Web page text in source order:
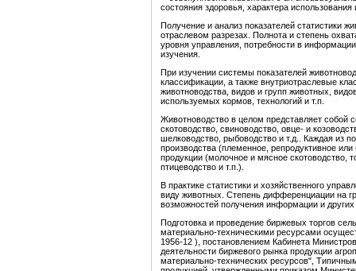
состояния здоровья, характера использования
Получение и анализ показателей статистики
отраслевом разрезах. Полнота и степень
уровня управления, потребности в
изучения.
При изучении системы показателей
классификации, а также внутриотраслевые
животноводства, видов и групп животных,
используемых кормов, технологий и т.п.
Животноводство в целом представляет собой
скотоводство, свиноводство, овце- и
шелководство, рыбоводство и т.д.. Каждая из
производства (племенное, репродуктивное
продукции (молочное и мясное скотоводство,
птицеводство и т.п.).
В практике статистики и хозяйственного
виду животных. Степень дифференциации на
возможностей получения информации и других
Подготовка и проведение биржевых торгов
материально-техническими ресурсами
1956-12 ), постановлением Кабинета
деятельности биржевого рынка продукции
материально-технических ресурсов",